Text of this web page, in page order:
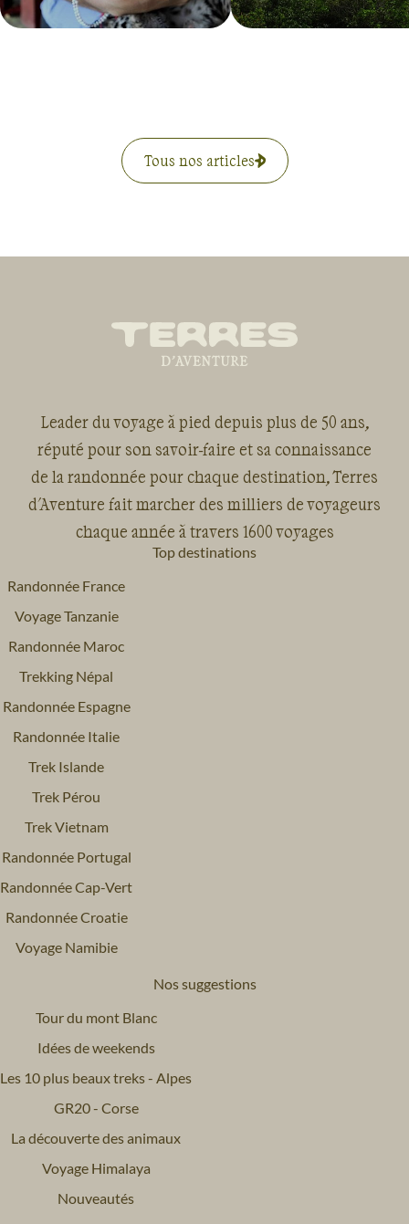
Tous nos articles
Leader du voyage à pied depuis plus de 50 ans,
réputé pour son savoir-faire et sa connaissance
de la randonnée pour chaque destination, Terres
d'Aventure fait marcher des milliers de voyageurs
chaque année à travers 1600 voyages
Top destinations
Randonnée France
Voyage Tanzanie
Randonnée Maroc
Trekking Népal
Randonnée Espagne
Randonnée Italie
Trek Islande
Trek Pérou
Trek Vietnam
Randonnée Portugal
Randonnée Cap-Vert
Randonnée Croatie
Voyage Namibie
Nos suggestions
Tour du mont Blanc
Idées de weekends
Les 10 plus beaux treks - Alpes
GR20 - Corse
La découverte des animaux
Voyage Himalaya
Nouveautés